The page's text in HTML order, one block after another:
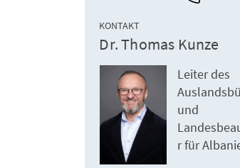
KONTAKT
Dr. Thomas Kunze
Leiter des
und
r für